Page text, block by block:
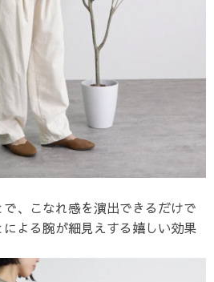
、こなれ感を演出できるだけで
よる腕が細見えする嬉しい効果